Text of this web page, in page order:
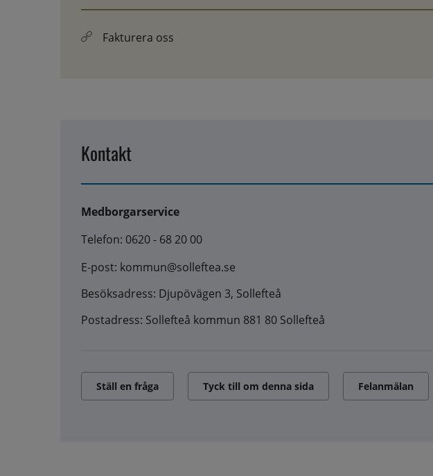
Fakturera oss
Kontakt
Medborgarservice
Telefon: 0620 - 68 20 00
E-post: kommun@solleftea.se
Besöksadress: Djupövägen 3, Sollefteå
Postadress: Sollefteå kommun 881 80 Sollefteå
Ställ en fråga Tyck till om denna sida Felanmälan